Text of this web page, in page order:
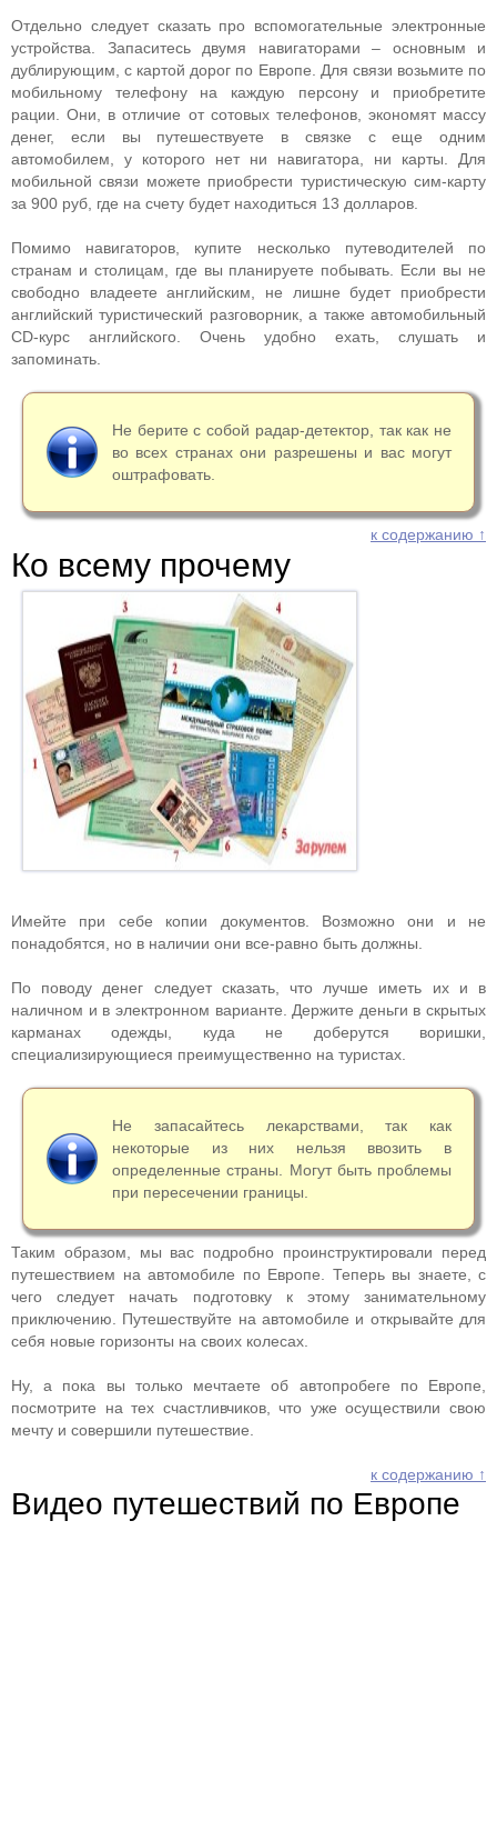
Отдельно следует сказать про вспомогательные электронные
устройства. Запаситесь двумя навигаторами – основным и
дублирующим, с картой дорог по Европе. Для связи возьмите по
мобильному телефону на каждую персону и приобретите
рации. Они, в отличие от сотовых телефонов, экономят массу
денег, если вы путешествуете в связке с еще одним
автомобилем, у которого нет ни навигатора, ни карты. Для
мобильной связи можете приобрести туристическую сим-карту
за 900 руб, где на счету будет находиться 13 долларов.
Помимо навигаторов, купите несколько путеводителей по
странам и столицам, где вы планируете побывать. Если вы не
свободно владеете английским, не лишне будет приобрести
английский туристический разговорник, а также автомобильный
CD-курс английского. Очень удобно ехать, слушать и
запоминать.
Не берите с собой радар-детектор, так как не
во всех странах они разрешены и вас могут
оштрафовать.
к содержанию ↑
Ко всему прочему
Имейте при себе копии документов. Возможно они и не
понадобятся, но в наличии они все-равно быть должны.
По поводу денег следует сказать, что лучше иметь их и в
наличном и в электронном варианте. Держите деньги в скрытых
карманах одежды, куда не доберутся воришки,
специализирующиеся преимущественно на туристах.
Не запасайтесь лекарствами, так как
некоторые из них нельзя ввозить в
определенные страны. Могут быть проблемы
при пересечении границы.
Таким образом, мы вас подробно проинструктировали перед
путешествием на автомобиле по Европе. Теперь вы знаете, с
чего следует начать подготовку к этому занимательному
приключению. Путешествуйте на автомобиле и открывайте для
себя новые горизонты на своих колесах.
Ну, а пока вы только мечтаете об автопробеге по Европе,
посмотрите на тех счастливчиков, что уже осуществили свою
мечту и совершили путешествие.
к содержанию ↑
Видео путешествий по Европе